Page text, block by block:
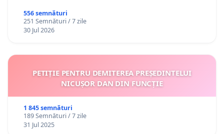
556 semnături
251 Semnături / 7 zile
30 Jul 2026
PETIȚIE PENTRU DEMITEREA PREȘEDINTELUI
NICUȘOR DAN DIN FUNCȚIE
1 845 semnături
189 Semnături / 7 zile
31 Jul 2025